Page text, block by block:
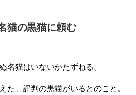
猫の黒猫に頼む
名猫はいないかたずねる。
た、評判の黒猫がいるとのこと。